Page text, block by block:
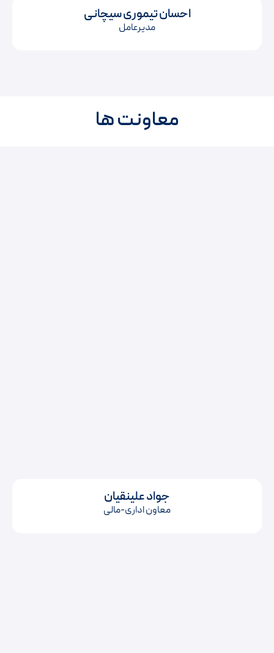
احسان تیموری سیچانی
مدیرعامل
معاونت ها
جواد علینقیان
معاون اداری-مالی